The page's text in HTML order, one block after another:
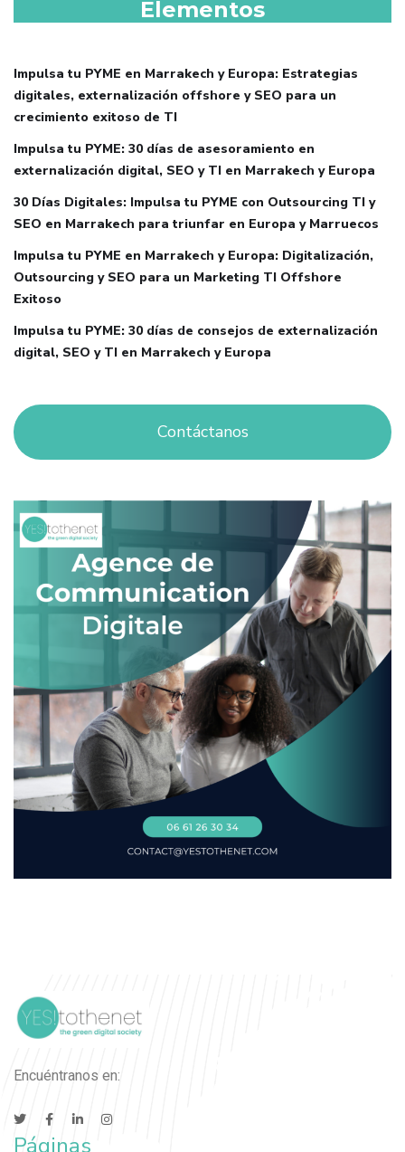
Elementos
Impulsa tu PYME en Marrakech y Europa: Estrategias
digitales, externalización offshore y SEO para un
crecimiento exitoso de TI
Impulsa tu PYME: 30 días de asesoramiento en
externalización digital, SEO y TI en Marrakech y Europa
30 Días Digitales: Impulsa tu PYME con Outsourcing TI y
SEO en Marrakech para triunfar en Europa y Marruecos
Impulsa tu PYME en Marrakech y Europa: Digitalización,
Outsourcing y SEO para un Marketing TI Offshore
Exitoso
Impulsa tu PYME: 30 días de consejos de externalización
digital, SEO y TI en Marrakech y Europa
Contáctanos
Encuéntranos en:
Páginas